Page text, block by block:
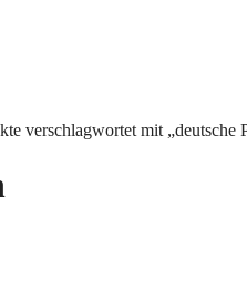
verschlagwortet mit „deutsche